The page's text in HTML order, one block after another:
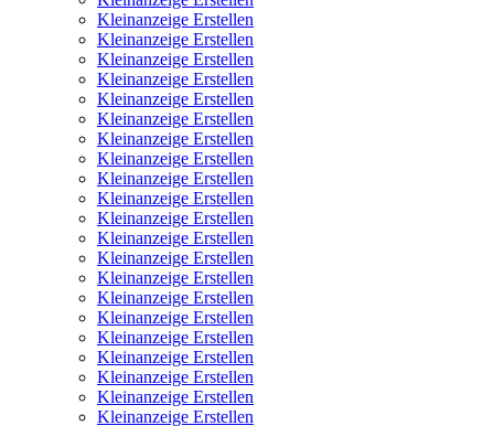
Kleinanzeige Erstellen
Kleinanzeige Erstellen
Kleinanzeige Erstellen
Kleinanzeige Erstellen
Kleinanzeige Erstellen
Kleinanzeige Erstellen
Kleinanzeige Erstellen
Kleinanzeige Erstellen
Kleinanzeige Erstellen
Kleinanzeige Erstellen
Kleinanzeige Erstellen
Kleinanzeige Erstellen
Kleinanzeige Erstellen
Kleinanzeige Erstellen
Kleinanzeige Erstellen
Kleinanzeige Erstellen
Kleinanzeige Erstellen
Kleinanzeige Erstellen
Kleinanzeige Erstellen
Kleinanzeige Erstellen
Kleinanzeige Erstellen